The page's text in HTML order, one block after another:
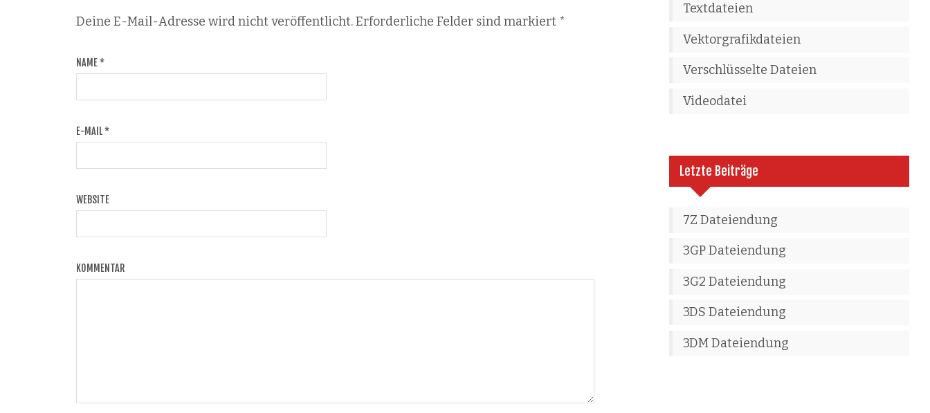
Deine E-Mail-Adresse wird nicht veröffentlicht. Erforderliche Felder sind markiert *
NAME*
E-MAIL*
WEBSITE
KOMMENTAR
Textdateien
Vektorgrafikdateien
Verschlüsselte Dateien
Videodatei
Letzte Beiträge
7Z Dateiendung
3GP Dateiendung
3G2 Dateiendung
3DS Dateiendung
3DM Dateiendung